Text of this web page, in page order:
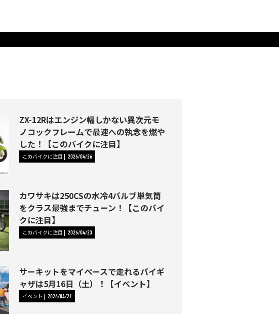
ZX-12Rはエンジン幅しかない異次元モ
ノコックフレームで最速への執念を燃や
した！【このバイクに注目】
このバイクに注目 2026/04/26
カワサキは250CSの水冷4バルブ単気筒
をクラス最強までチューン！【このバイ
クに注目】
このバイクに注目 2026/04/23
サーキットをマイペースで走れるバイギ
ャザは5月16日（土）！【イベント】
イベント 2026/04/21